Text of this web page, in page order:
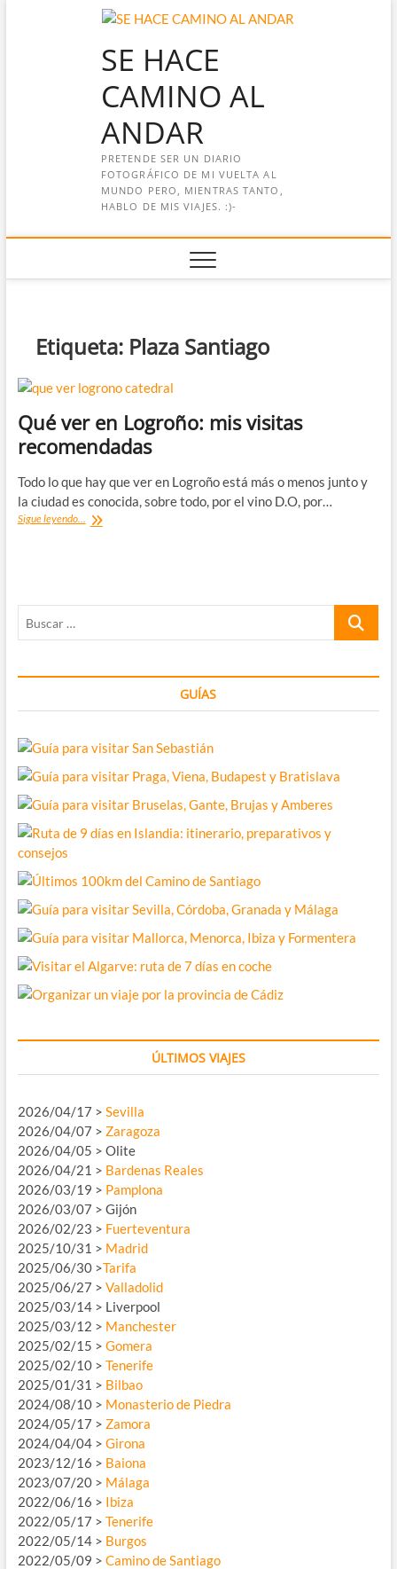
SE HACE
CAMINO AL
ANDAR
PRETENDE SER UN DIARIO
FOTOGRÁFICO DE MI VUELTA AL
MUNDO PERO, MIENTRAS TANTO,
HABLO DE MIS VIAJES. :)-
Etiqueta: Plaza Santiago
Qué ver en Logroño: mis visitas
recomendadas
Todo lo que hay que ver en Logroño está más o menos junto y
la ciudad es conocida, sobre todo, por el vino D.O, por…
Sigue leyendo... Qué
Buscar
GUÍAS
ÚLTIMOS VIAJES
2026/04/17 > Sevilla
2026/04/07 > Zaragoza
2026/04/05 > Olite
2026/04/21 > Bardenas Reales
2026/03/19 > Pamplona
2026/03/07 > Gijón
2026/02/23 > Fuerteventura
2025/10/31 > Madrid
2025/06/30 >Tarifa
2025/06/27 > Valladolid
2025/03/14 > Liverpool
2025/03/12 > Manchester
2025/02/15 > Gomera
2025/02/10 > Tenerife
2025/01/31 > Bilbao
2024/08/10 > Monasterio de Piedra
2024/05/17 > Zamora
2024/04/04 > Girona
2023/12/16 > Baiona
2023/07/20 > Málaga
2022/06/16 > Ibiza
2022/05/17 > Tenerife
2022/05/14 > Burgos
2022/05/09 > Camino de Santiago